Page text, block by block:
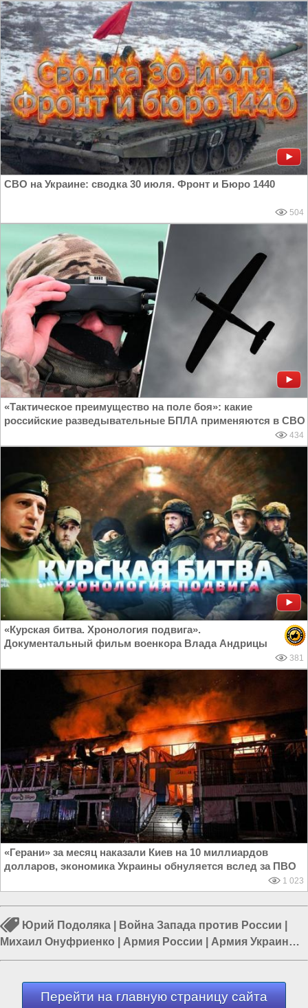
СВО на Украине: сводка 30 июля. Фронт и Бюро 1440
504
«Тактическое преимущество на поле боя»: какие
российские разведывательные БПЛА применяются в СВО
434
«Курская битва. Хронология подвига».
Документальный фильм военкора Влада Андрицы
381
«Герани» за месяц наказали Киев на 10 миллиардов
долларов, экономика Украины обнуляется вслед за ПВО
1 023
Юрий Подоляка Война Запада против России
Михаил Онуфриенко
Армия России Армия Украины|
Война в Новороссии|Курская область
Перейти на главную страницу сайта